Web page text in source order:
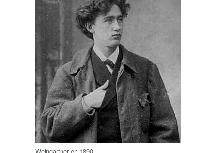
Weingartner en 1890.